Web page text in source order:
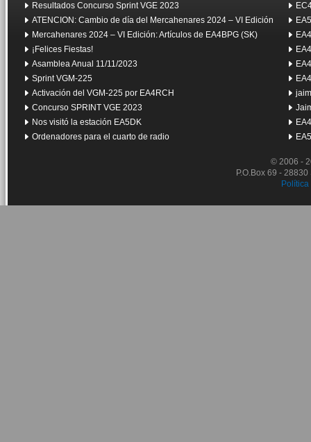
Resultados Concurso Sprint VGE 2023
ATENCION: Cambio de día del Mercahenares 2024 – VI Edición
Mercahenares 2024 – VI Edición: Artículos de EA4BPG (SK)
¡Felices Fiestas!
Asamblea Anual 11/11/2023
Sprint VGM-225
Activación del VGM-225 por EA4RCH
Concurso SPRINT VGE 2023
Nos visitó la estación EA5DK
Ordenadores para el cuarto de radio
© 2006 -
P.O.Box 69 -